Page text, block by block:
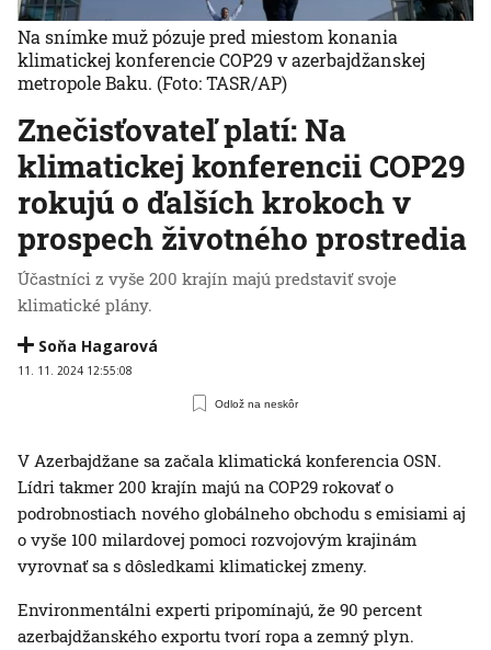
Znečisťovateľ platí: Na
klimatickej konferencii COP29
rokujú o ďalších krokoch v
prospech životného prostredia
Účastníci z vyše 200 krajín majú predstaviť svoje
klimatické plány.
Soňa Hagarová
11. 11. 2024 12:55:08
Odlož na neskôr
Na snímke muž pózuje pred miestom konania
klimatickej konferencie COP29 v azerbajdžanskej
metropole Baku. (Foto: TASR/AP)
V Azerbajdžane sa začala klimatická konferencia OSN.
Lídri takmer 200 krajín majú na COP29 rokovať o
podrobnostiach nového globálneho obchodu s emisiami aj
o vyše 100 milardovej pomoci rozvojovým krajinám
vyrovnať sa s dôsledkami klimatickej zmeny.
Environmentálni experti pripomínajú, že 90 percent
azerbajdžanského exportu tvorí ropa a zemný plyn.